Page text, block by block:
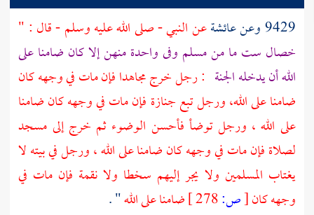
9429 وعن عائشةعن النبي - صلى الله عليه وسلم - قال : "
خصال ست ما من مسلم وفى واحدة منهن إلا كان ضامنا على
الله أن يدخله الجنة : رجل خرج مجاهدا فإن مات في وجهه كان
ضامنا على الله، ورجل تبع جنازة فإن مات في وجهه كان ضامنا
على الله ، ورجل توضأ فأحسن الوضوء ثم خرج إلى مسجد
لصلاة فإن مات في وجهه كان ضامنا على الله ، ورجل في بيته لا
يغتاب المسلمين ولا يجر إليهم سخطا ولا نقمة فإن مات في
وجهه كان[ص: ضامنا على الله" .